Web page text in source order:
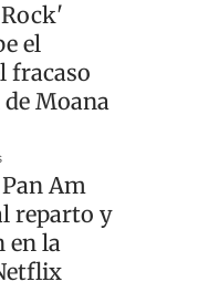
el
fracaso
Moana
Am
reparto y
en la